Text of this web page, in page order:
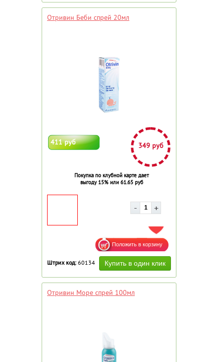
Отривин Беби спрей 20мл
411 руб 349 руб
Покупка по клубной карте дает
выгоду 15% или 61.65 руб
ДОБАВИТЬ В ИЗБРАННОЕ
Штрих код: 60134
Отривин Море спрей 100мл